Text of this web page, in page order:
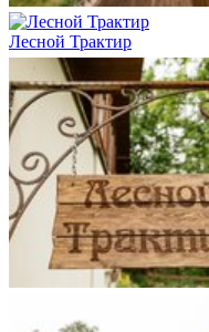
Лесной Трактир